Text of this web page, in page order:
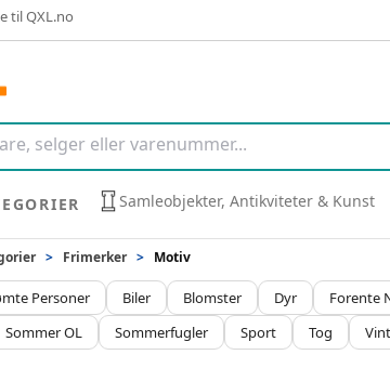
til QXL.no
Samleobjekter, Antikviteter & Kunst
> Frimerker > Motiv
Personer Biler Blomster Dyr Forente
Sommer OL Sommerfugler Sport Tog